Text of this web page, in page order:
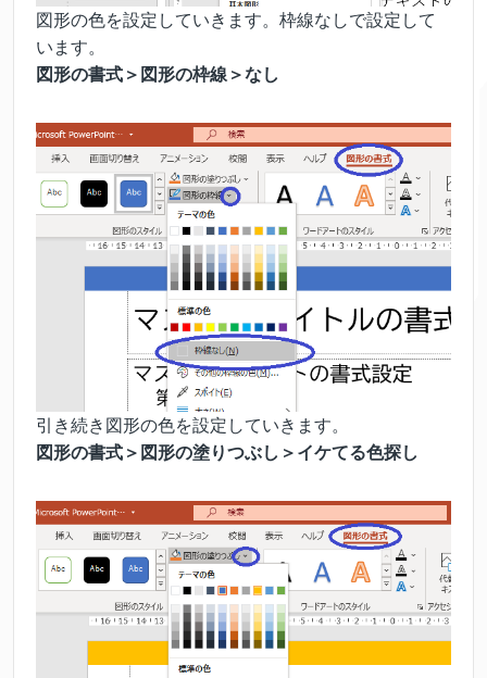
図形の色を設定していきます。枠線なしで設定して
います。
図形の書式＞図形の枠線＞なし
引き続き図形の色を設定していきます。
図形の書式＞図形の塗りつぶし＞イケてる色探し